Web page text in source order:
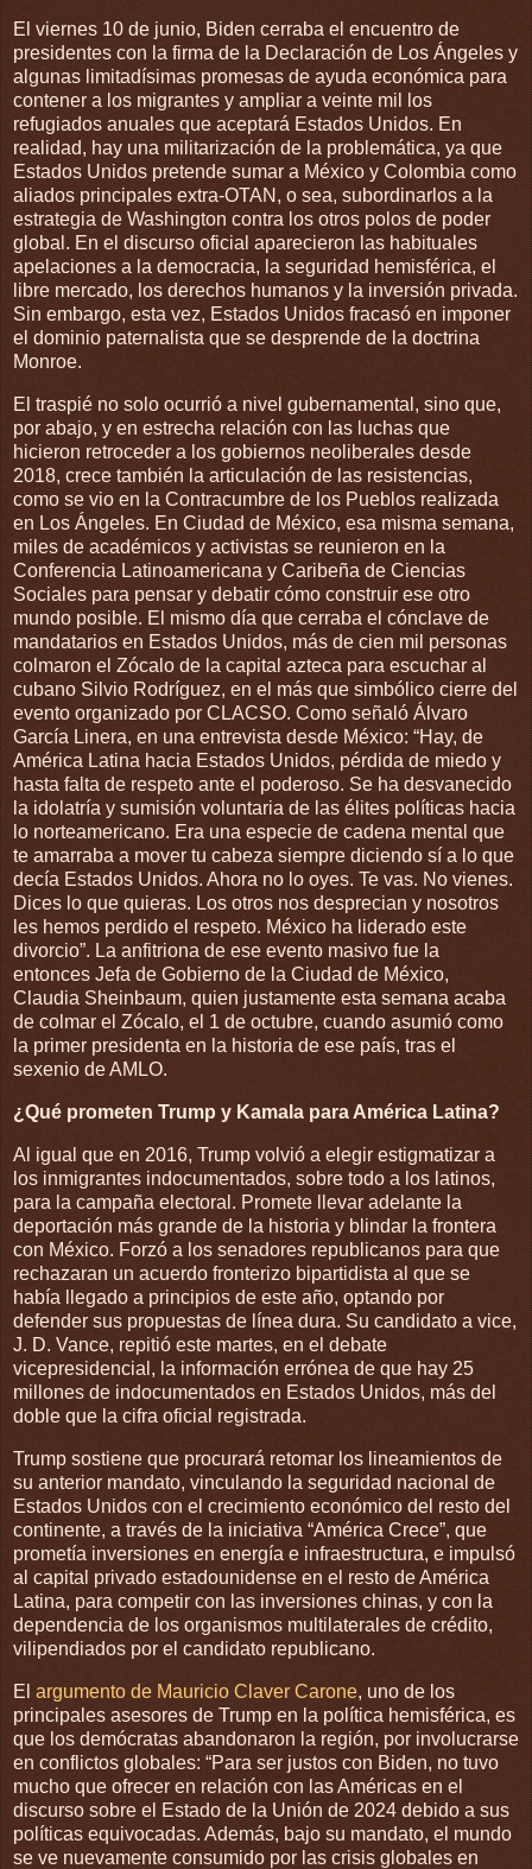
El viernes 10 de junio, Biden cerraba el encuentro de
presidentes con la firma de la Declaración de Los Ángeles y
algunas limitadísimas promesas de ayuda económica para
contener a los migrantes y ampliar a veinte mil los
refugiados anuales que aceptará Estados Unidos. En
realidad, hay una militarización de la problemática, ya que
Estados Unidos pretende sumar a México y Colombia como
aliados principales extra-OTAN, o sea, subordinarlos a la
estrategia de Washington contra los otros polos de poder
global. En el discurso oficial aparecieron las habituales
apelaciones a la democracia, la seguridad hemisférica, el
libre mercado, los derechos humanos y la inversión privada.
Sin embargo, esta vez, Estados Unidos fracasó en imponer
el dominio paternalista que se desprende de la doctrina
Monroe.
El traspié no solo ocurrió a nivel gubernamental, sino que,
por abajo, y en estrecha relación con las luchas que
hicieron retroceder a los gobiernos neoliberales desde
2018, crece también la articulación de las resistencias,
como se vio en la Contracumbre de los Pueblos realizada
en Los Ángeles. En Ciudad de México, esa misma semana,
miles de académicos y activistas se reunieron en la
Conferencia Latinoamericana y Caribeña de Ciencias
Sociales para pensar y debatir cómo construir ese otro
mundo posible. El mismo día que cerraba el cónclave de
mandatarios en Estados Unidos, más de cien mil personas
colmaron el Zócalo de la capital azteca para escuchar al
cubano Silvio Rodríguez, en el más que simbólico cierre del
evento organizado por CLACSO. Como señaló Álvaro
García Linera, en una entrevista desde México: “Hay, de
América Latina hacia Estados Unidos, pérdida de miedo y
hasta falta de respeto ante el poderoso. Se ha desvanecido
la idolatría y sumisión voluntaria de las élites políticas hacia
lo norteamericano. Era una especie de cadena mental que
te amarraba a mover tu cabeza siempre diciendo sí a lo que
decía Estados Unidos. Ahora no lo oyes. Te vas. No vienes.
Dices lo que quieras. Los otros nos desprecian y nosotros
les hemos perdido el respeto. México ha liderado este
divorcio”. La anfitriona de ese evento masivo fue la
entonces Jefa de Gobierno de la Ciudad de México,
Claudia Sheinbaum, quien justamente esta semana acaba
de colmar el Zócalo, el 1 de octubre, cuando asumió como
la primer presidenta en la historia de ese país, tras el
sexenio de AMLO.
¿Qué prometen Trump y Kamala para América Latina?
Al igual que en 2016, Trump volvió a elegir estigmatizar a
los inmigrantes indocumentados, sobre todo a los latinos,
para la campaña electoral. Promete llevar adelante la
deportación más grande de la historia y blindar la frontera
con México. Forzó a los senadores republicanos para que
rechazaran un acuerdo fronterizo bipartidista al que se
había llegado a principios de este año, optando por
defender sus propuestas de línea dura. Su candidato a vice,
J. D. Vance, repitió este martes, en el debate
vicepresidencial, la información errónea de que hay 25
millones de indocumentados en Estados Unidos, más del
doble que la cifra oficial registrada.
Trump sostiene que procurará retomar los lineamientos de
su anterior mandato, vinculando la seguridad nacional de
Estados Unidos con el crecimiento económico del resto del
continente, a través de la iniciativa “América Crece”, que
prometía inversiones en energía e infraestructura, e impulsó
al capital privado estadounidense en el resto de América
Latina, para competir con las inversiones chinas, y con la
dependencia de los organismos multilaterales de crédito,
vilipendiados por el candidato republicano.
El argumento de Mauricio Claver Carone, uno de los
principales asesores de Trump en la política hemisférica, es
que los demócratas abandonaron la región, por involucrarse
en conflictos globales: “Para ser justos con Biden, no tuvo
mucho que ofrecer en relación con las Américas en el
discurso sobre el Estado de la Unión de 2024 debido a sus
políticas equivocadas. Además, bajo su mandato, el mundo
se ve nuevamente consumido por las crisis globales en